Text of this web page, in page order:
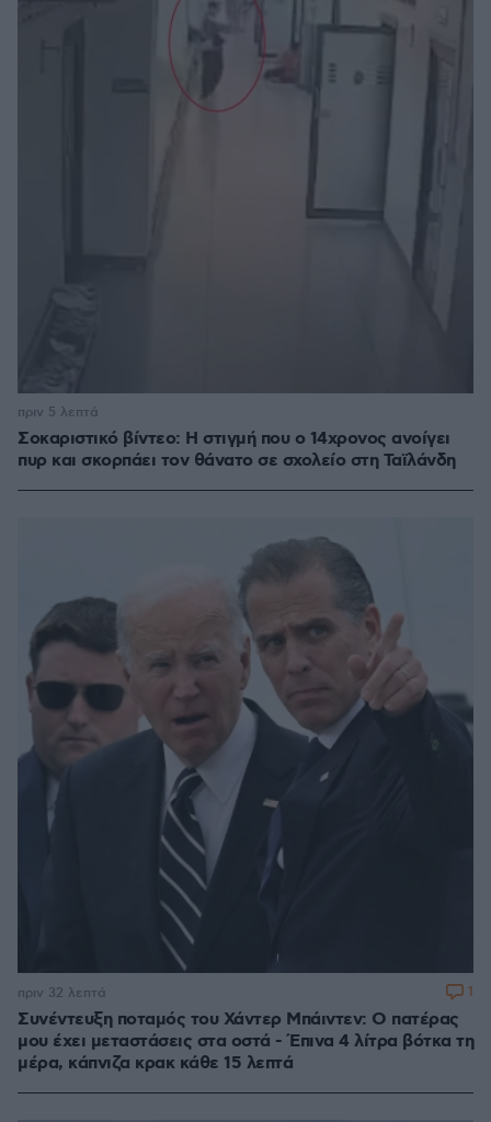
Σοκαριστικό βίντεο: Η στιγμή που ο 14χρονος ανοίγει
πυρ και σκορπάει τον θάνατο σε σχολείο στη Ταϊλάνδη
πριν 5 λεπτά
Συνέντευξη ποταμός του Χάντερ Μπάιντεν: Ο πατέρας
μου έχει μεταστάσεις στα οστά - Έπινα 4 λίτρα βότκα τη
μέρα, κάπνιζα κρακ κάθε 15 λεπτά
πριν 32 λεπτά 1